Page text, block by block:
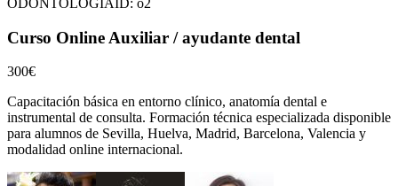
ODONTOLOGÍAID: o2
Curso Online Auxiliar / ayudante dental
300€
Capacitación básica en entorno clínico, anatomía dental e
instrumental de consulta. Formación técnica especializada disponible
para alumnos de Sevilla, Huelva, Madrid, Barcelona, Valencia y
modalidad online internacional.